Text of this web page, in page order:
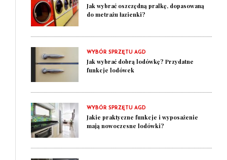
Jak wybrać oszczędną pralkę, dopasowaną
do metrażu łazienki?
WYBÓR SPRZĘTU AGD
Jak wybrać dobrą lodówkę? Przydatne
funkcje lodówek
WYBÓR SPRZĘTU AGD
Jakie praktyczne funkcje i wyposażenie
mają nowoczesne lodówki?